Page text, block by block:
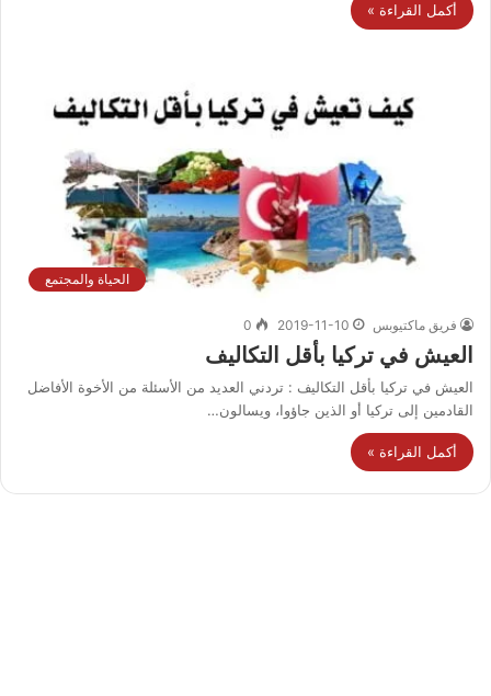
أكمل القراءة »
الحياة والمجتمع
فريق ماكتيوبس 2019-11-10
0
العيش في تركيا بأقل التكاليف
العيش في تركيا بأقل التكاليف : تردني العديد من الأسئلة من الأخوة الأفاضل
القادمين إلى تركيا أو الذين جاؤوا، ويسالون…
أكمل القراءة »